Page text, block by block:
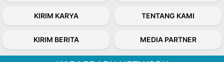
KIRIM KARYA TENTANG KAMI
KIRIM BERITA MEDIA PARTNER